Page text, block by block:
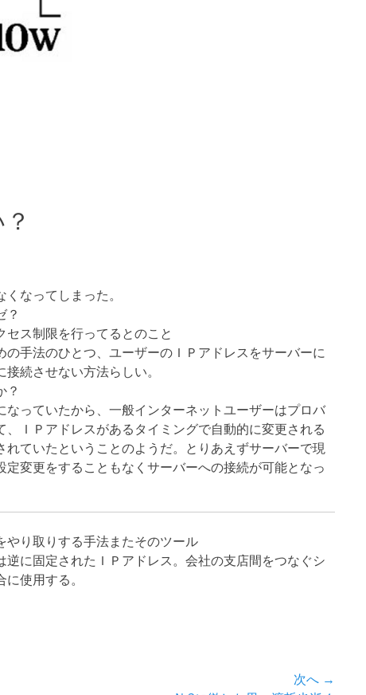
なってしまった。
？
ス制限を行ってるとのこと
手法のひとつ、ユーザーのＩＰアドレスをサーバーに
続させない方法らしい。
？
っていたから、一般インターネットユーザーはプロバ
ＩＰアドレスがあるタイミングで自動的に変更される
ていたということのようだ。とりあえずサーバーで現
変更をすることもなくサーバーへの接続が可能となっ
り取りする手法またそのツール
に固定されたＩＰアドレス。会社の支店間をつなぐシ
使用する。
次へ →